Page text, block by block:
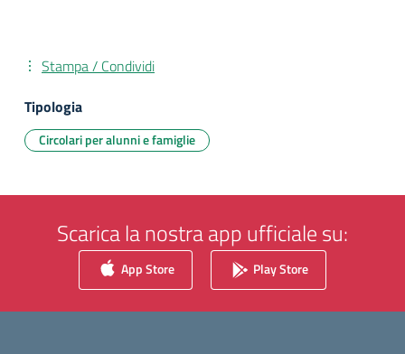
Stampa / Condividi
Tipologia
Circolari per alunni e famiglie
Scarica la nostra app ufficiale su:
App Store Play Store